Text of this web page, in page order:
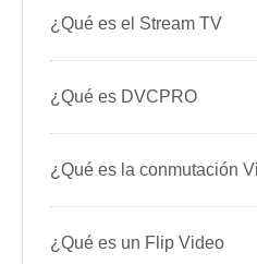
¿Qué es el Stream TV
¿Qué es DVCPRO
¿Qué es la conmutación
¿Qué es un Flip Video